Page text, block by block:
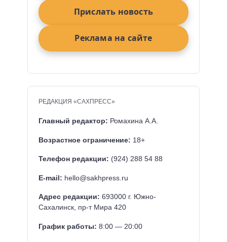
Прислать новость
Реклама на сайте
РЕДАКЦИЯ «САХПРЕСС»
Главный редактор: Ромахина А.А.
Возрастное ограничение: 18+
Телефон редакции: (924) 288 54 88
E-mail: hello@sakhpress.ru
Адрес редакции: 693000 г. Южно-
Сахалинск, пр-т Мира 420
График работы: 8:00 — 20:00